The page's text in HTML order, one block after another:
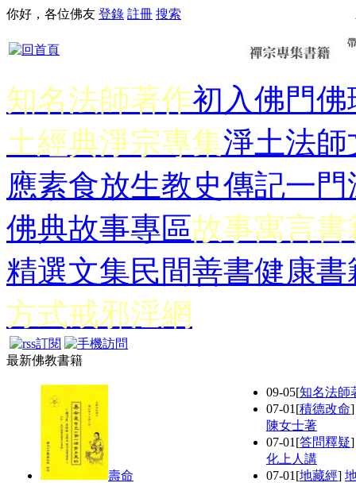
你好，各位佛友 登錄 註冊 搜索
知名法師著作初入佛門佛
土經典淨宗專集淨土法師
應素食放生教史傳記一門
佛典故事專區故事寓言書
精選文集民間善書健康書
方式戒邪淫網
最新佛教書籍
壽命
09-05[知名法師
07-01 [積德改命
陳女士著
07-01 [答問釋疑
化上人講
07-01 [地藏經]